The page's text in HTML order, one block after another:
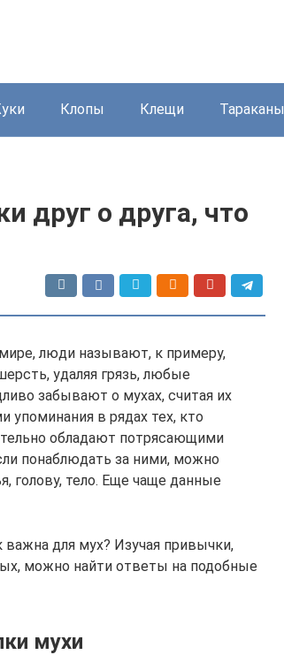
Клопы Клещи Тараканы
друг о друга, что
люди называют, к примеру,
удаляя грязь, любые
забывают о мухах, считая их
в рядах тех, кто
обладают потрясающими
понаблюдать за ними, можно
голову, тело. Еще чаще данные
важна для мух? Изучая привычки,
можно найти ответы на подобные
мухи